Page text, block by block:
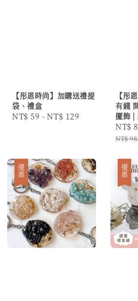
【彤恩時尚】加購送禮提
袋、禮盒
Regular
NT$ 59 -NT$ 129
【彤
有錢
擺飾 |
Sale
price
NT$
NT$
優惠 優惠